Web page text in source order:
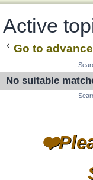
Active
Go to
No suitable